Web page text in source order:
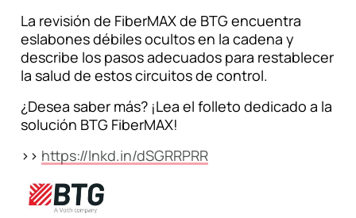
La revisión de FiberMAX de BTG encuentra
eslabones débiles ocultos en la cadena y
describe los pasos adecuados para restablecer
la salud de estos circuitos de control.
¿Desea saber más? ¡Lea el folleto dedicado a la
solución BTG FiberMAX!
>> https://lnkd.in/dSGRRPRR